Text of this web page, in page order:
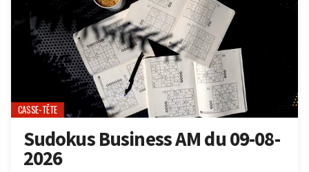
CASSE-TÊTE
Sudokus Business AM du 09-08-
2026